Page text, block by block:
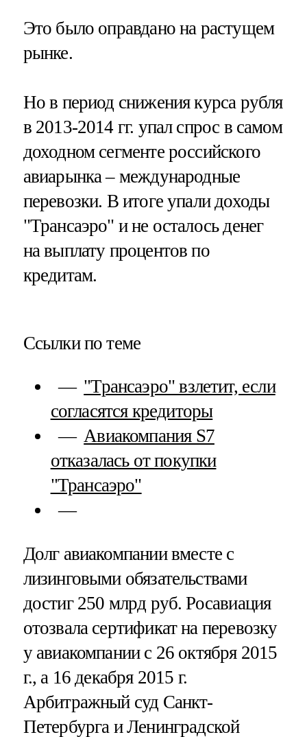
Это было оправдано на растущем
рынке.
Но в период снижения курса рубля
в 2013-2014 гг. упал спрос в самом
доходном сегменте российского
авиарынка – международные
перевозки. В итоге упали доходы
"Трансаэро" и не осталось денег
на выплату процентов по
кредитам.
Ссылки по теме
"Трансаэро" взлетит, если
согласятся кредиторы
Авиакомпания S7
отказалась от покупки
"Трансаэро"
Долг авиакомпании вместе с
лизинговыми обязательствами
достиг 250 млрд руб. Росавиация
отозвала сертификат на перевозку
у авиакомпании с 26 октября 2015
г., а 16 декабря 2015 г.
Арбитражный суд Санкт-
Петербурга и Ленинградской